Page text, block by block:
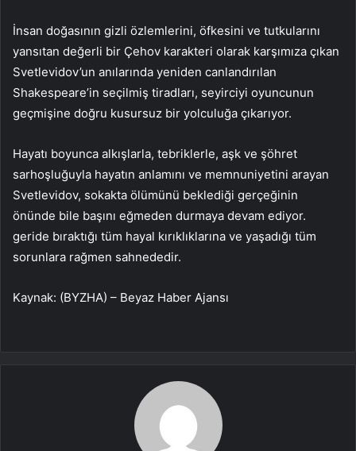
İnsan doğasının gizli özlemlerini, öfkesini ve tutkularını
yansıtan değerli bir Çehov karakteri olarak karşımıza çıkan
Svetlevidov’un anılarında yeniden canlandırılan
Shakespeare’in seçilmiş tiradları, seyirciyi oyuncunun
geçmişine doğru kusursuz bir yolculuğa çıkarıyor.
Hayatı boyunca alkışlarla, tebriklerle, aşk ve şöhret
sarhoşluğuyla hayatın anlamını ve memnuniyetini arayan
Svetlevidov, sokakta ölümünü beklediği gerçeğinin
önünde bile başını eğmeden durmaya devam ediyor.
geride bıraktığı tüm hayal kırıklıklarına ve yaşadığı tüm
sorunlara rağmen sahnededir.
Kaynak: (BYZHA) – Beyaz Haber Ajansı